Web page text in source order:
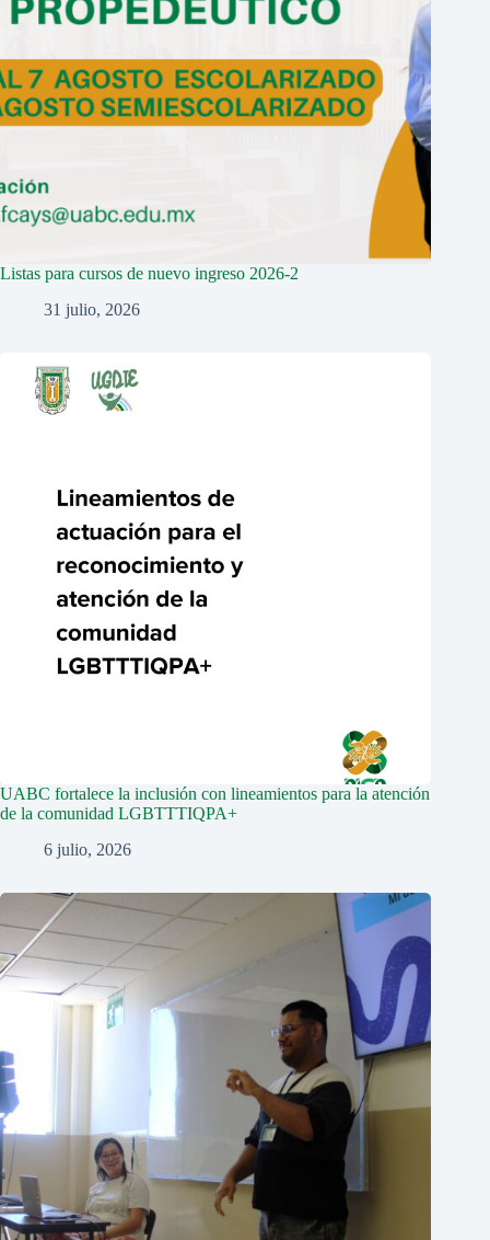
Listas para cursos de nuevo ingreso 2026-2
31 julio, 2026
UABC fortalece la inclusión con lineamientos para la atención
de la comunidad LGBTTTIQPA+
6 julio, 2026